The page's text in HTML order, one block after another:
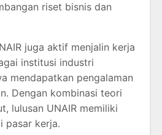
riset bisnis dan
juga aktif menjalin kerja
institusi industri
mendapatkan pengalaman
Dengan kombinasi teori
lulusan UNAIR memiliki
pasar kerja.